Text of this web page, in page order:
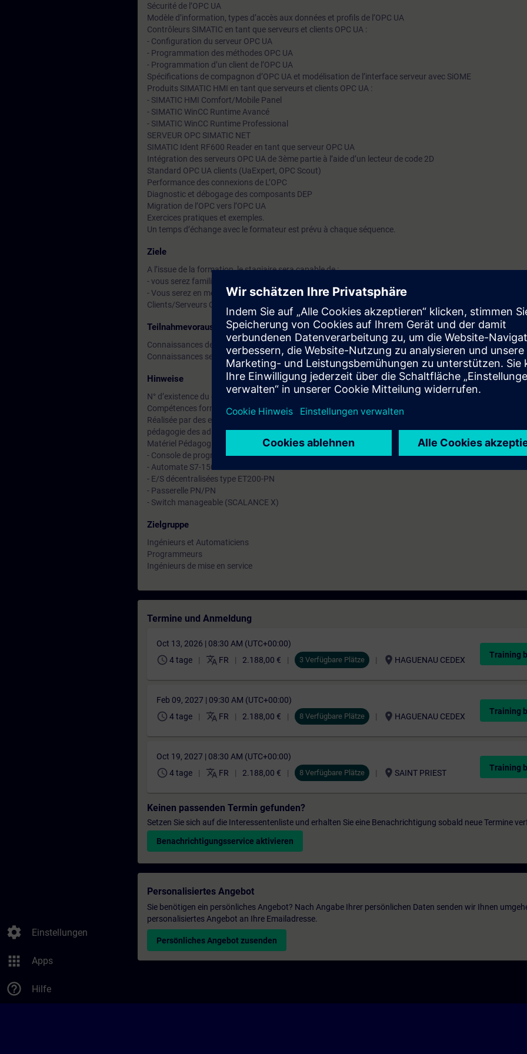
settings Einstellungen
apps Apps
help_outline Hilfe
Sécurité de l’OPC UA
Modèle d’information, types d’accès aux données et profils de l’OPC UA
Contrôleurs SIMATIC en tant que serveurs et clients OPC UA :
- Configuration du serveur OPC UA
- Programmation des méthodes OPC UA
- Programmation d’un client de l’OPC UA
Spécifications de compagnon d’OPC UA et modélisation de l’interface serveur avec SiOME
Produits SIMATIC HMI en tant que serveurs et clients OPC UA :
- SIMATIC HMI Comfort/Mobile Panel
- SIMATIC WinCC Runtime Avancé
- SIMATIC WinCC Runtime Professional
SERVEUR OPC SIMATIC NET
SIMATIC Ident RF600 Reader en tant que serveur OPC UA
Intégration des serveurs OPC UA de 3ème partie à l’aide d’un lecteur de code 2D
Standard OPC UA clients (UaExpert, OPC Scout)
Performance des connexions de L’OPC
Diagnostic et débogage des composants DEP
Migration de l’OPC vers l’OPC UA
Exercices pratiques et exemples.
Un temps d’échange avec le formateur est prévu à chaque séquence.
Ziele
A l’issue de la formation, le stagiaire sera capable de :
- vous serez familier avec la terminologie et les modèles de données de l’OPC UA dans l’environnement
- Vous serez en mesure de comprendre l’interaction des composants et pourrez configurer une
Clients/Serveurs OPC UA avec les principaux composants du portfolio des produits SIMATIC.
Teilnahmevoraussetzung
Connaissances de base de l’ingénierie réseau
Connaissances selon TIA-PRO1 Ou TIA-SERV1
Hinweise
N° d’existence du centre de formation SITRAIN : 11 93 00 205 93
Compétences formateur :
Réalisée par des experts assurant au quotidien des missions techniques auprès des entreprises, formés
pédagogie des adultes avec un suivi et une actualisation de leurs compétences théoriques, pratiques, et
Matériel Pédagogique (à titre indicatif par binôme) :
- Console de programmation (STEP7, SIMATIC NET)
- Automate S7-1500 avec CPU-PN
- E/S décentralisées type ET200-PN
- Passerelle PN/PN
- Switch manageable (SCALANCE X)
Zielgruppe
Ingénieurs et Automaticiens
Programmeurs
Ingénieurs de mise en service
Termine und Anmeldung
Oct 13, 2026 | 08:30 AM (UTC+00:00)
schedule 4 tage translate FR 2.188,00 € 3 Verfügbare Plätze location_on HAGUENAU CEDEX
Training
Feb 09, 2027 | 09:30 AM (UTC+00:00)
schedule 4 tage translate FR 2.188,00 € 8 Verfügbare Plätze location_on HAGUENAU CEDEX
Training
Oct 19, 2027 | 08:30 AM (UTC+00:00)
schedule 4 tage translate FR 2.188,00 € 8 Verfügbare Plätze location_on SAINT PRIEST
Training
Keinen passenden Termin gefunden?
Setzen Sie sich auf die Interessentenliste und erhalten Sie eine Benachrichtigung sobald neue Termine
Benachrichtigungsservice aktivieren
Personalisiertes Angebot
Sie benötigen ein persönliches Angebot? Nach Angabe Ihrer persönlichen Daten senden wir Ihnen
personalisiertes Angebot an Ihre Emailadresse.
Persönliches Angebot zusenden